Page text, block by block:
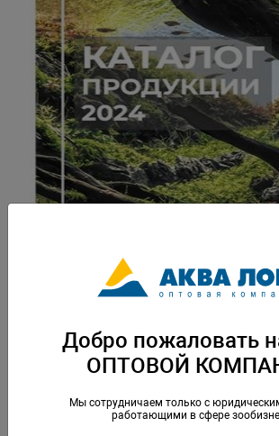
Каталог продукции NARIBO 2024
Скачать каталог
Добро пожаловать
ОПТОВОЙ
Мы сотрудничаем только с
работающими в сфере